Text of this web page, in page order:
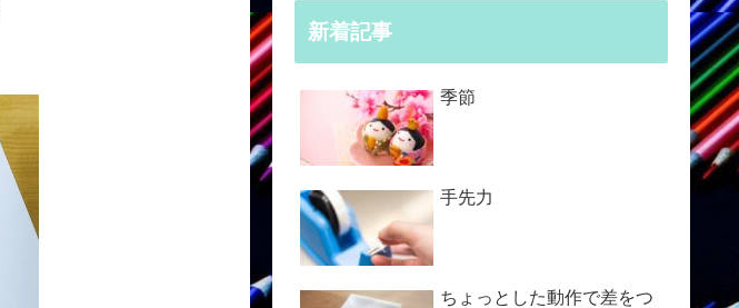
新着記事
季節
手先力
ちょっとした動作で差をつ